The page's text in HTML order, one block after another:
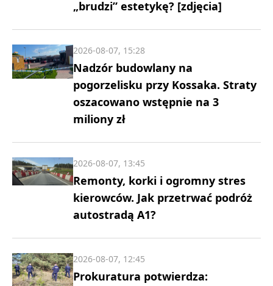
„brudzi” estetykę? [zdjęcia]
Nadzór budowlany na
pogorzelisku przy Kossaka. Straty
oszacowano wstępnie na 3
miliony zł
2026-08-07, 15:28
Remonty, korki i ogromny stres
kierowców. Jak przetrwać podróż
autostradą A1?
2026-08-07, 13:45
Prokuratura potwierdza:
2026-08-07, 12:45